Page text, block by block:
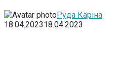
Руда Каріна
18.04.202318.04.2023